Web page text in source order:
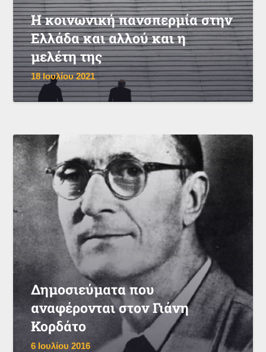
Η κοινωνική πανσπερμία στην
Ελλάδα και αλλού και η
μελέτη της
18 Ιουλίου 2021
Δημοσιεύματα που
αναφέρονται στον Γιάνη
Κορδάτο
6 Ιουλίου 2016